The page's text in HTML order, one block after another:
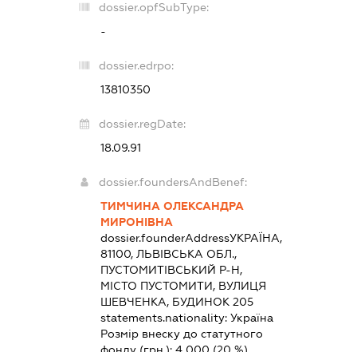
dossier.opfSubType:
-
dossier.edrpo:
13810350
dossier.regDate:
18.09.91
dossier.foundersAndBenef:
ТИМЧИНА ОЛЕКСАНДРА
МИРОНІВНА
dossier.founderAddressУКРАЇНА,
81100, ЛЬВІВСЬКА ОБЛ.,
ПУСТОМИТІВСЬКИЙ Р-Н,
МІСТО ПУСТОМИТИ, ВУЛИЦЯ
ШЕВЧЕНКА, БУДИНОК 205
statements.nationality:Україна
Розмір внеску до статутного